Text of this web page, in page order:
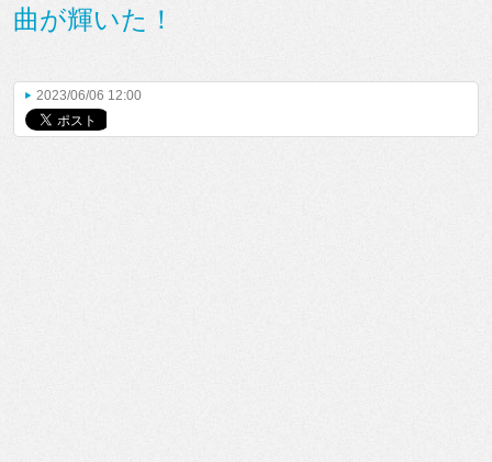
曲が輝いた！
2023/06/06 12:00